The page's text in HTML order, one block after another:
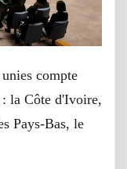
compte
la Côte d'Ivoire,
Pays-Bas, le